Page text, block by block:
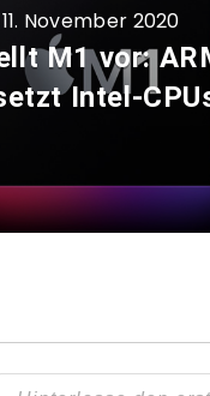
11. November 2020
M1 vor:
Intel-